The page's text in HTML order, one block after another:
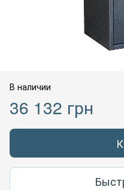
В наличии
36 132 грн